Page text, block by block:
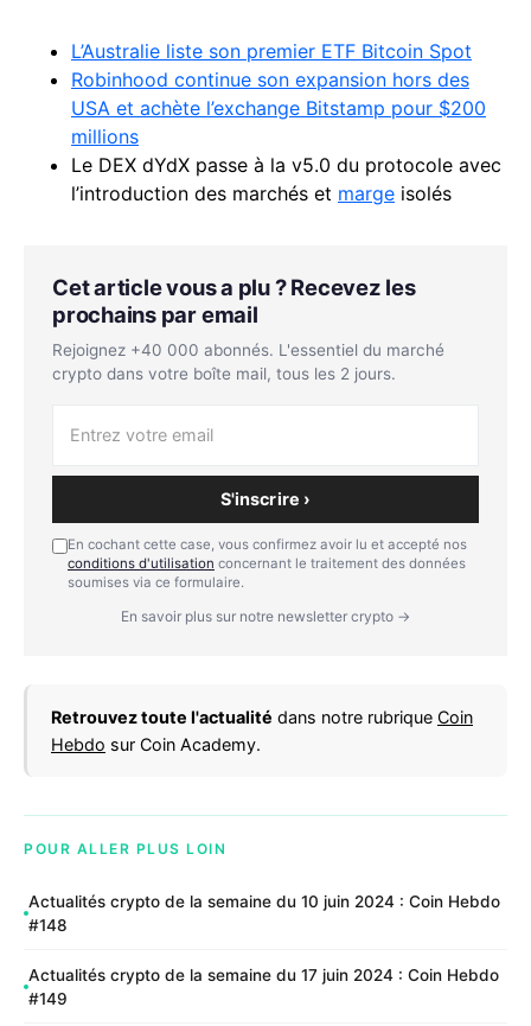
L’Australie liste son premier ETF Bitcoin Spot
Robinhood continue son expansion hors des
USA et achète l’exchange Bitstamp pour $200
millions
Le DEX dYdX passe à la v5.0 du protocole avec
l’introduction des marchés et marge isolés
Cet article vous a plu ? Recevez les
prochains par email
Rejoignez +40 000 abonnés. L'essentiel du marché
crypto dans votre boîte mail, tous les 2 jours.
S'inscrire ›
En cochant cette case, vous confirmez avoir lu et accepté nos
conditions d'utilisation concernant le traitement des données
soumises via ce formulaire.
En savoir plus sur notre newsletter crypto →
Retrouvez toute l'actualité dans notre rubrique Coin
Hebdo sur Coin Academy.
POUR ALLER PLUS LOIN
Actualités crypto de la semaine du 10 juin 2024 : Coin Hebdo
#148
Actualités crypto de la semaine du 17 juin 2024 : Coin Hebdo
#149